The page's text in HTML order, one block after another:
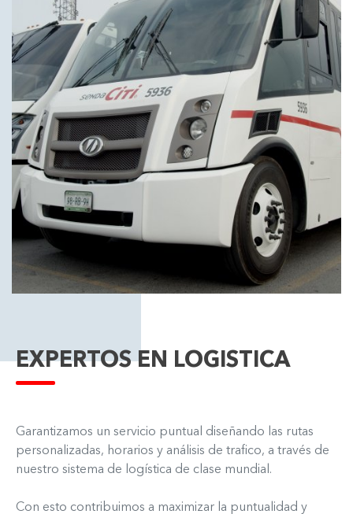
EXPERTOS EN LOGISTICA
Garantizamos un servicio puntual diseñando las rutas
personalizadas, horarios y análisis de trafico, a través de
nuestro sistema de logística de clase mundial.
Con esto contribuimos a maximizar la puntualidad y